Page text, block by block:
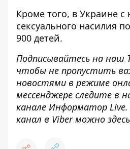
Кроме того, в Украине с
сексуального насилия
900 детей.
Подписывайтесь на наш
чтобы не пропустить
новостями в режиме
мессенджере следите в
канале Информатор Live
канал в Viber можно здесь